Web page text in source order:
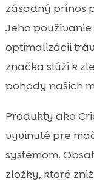
zásadný prínos
Jeho
optimalizácii
značka slúži k
pohody našich
Produkty ako
vyvinuté pre
systémom.
zložky, ktoré